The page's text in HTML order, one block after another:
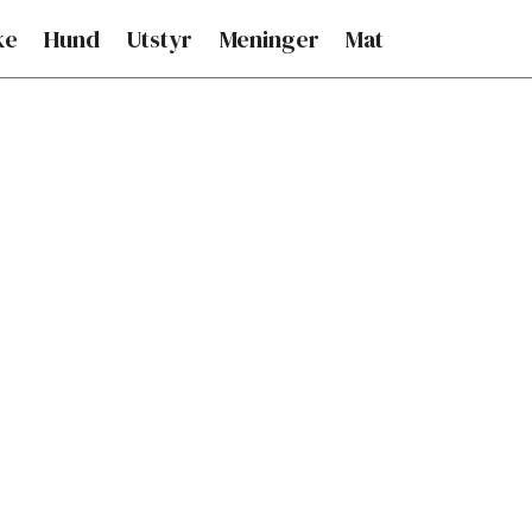
Hund Utstyr Meninger Mat